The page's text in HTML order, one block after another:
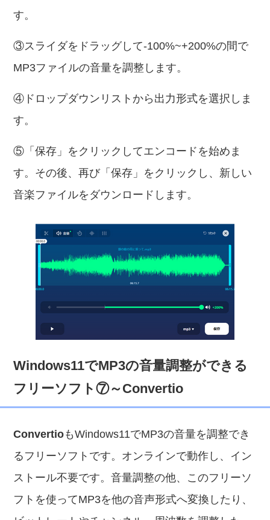
す。
③スライダをドラッグして-100%~+200%の間で
MP3ファイルの音量を調整します。
④ドロップダウンリストから出力形式を選択しま
す。
⑤「保存」をクリックしてエンコードを始めま
す。その後、再び「保存」をクリックし、新しい
音楽ファイルをダウンロードします。
Windows11でMP3の音量調整ができる
フリーソフト⑦～Convertio
ConvertioもWindows11でMP3の音量を調整でき
るフリーソフトです。オンラインで動作し、イン
ストール不要です。音量調整の他、このフリーソ
フトを使ってMP3を他の音声形式へ変換したり、